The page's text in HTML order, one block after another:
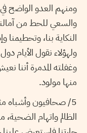
ومنهم العدو الواضح
والسعي للحط من
النكاية بنا،
ولهؤلاء نقول الأيام
وغفلته المدمرة أننا
منها مولود.
5/ صحافيون وأشباه
الظالم واتهام